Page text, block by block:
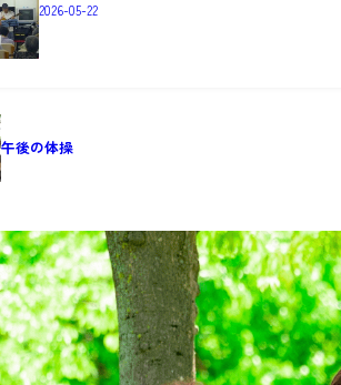
2026-05-22
午後の体操